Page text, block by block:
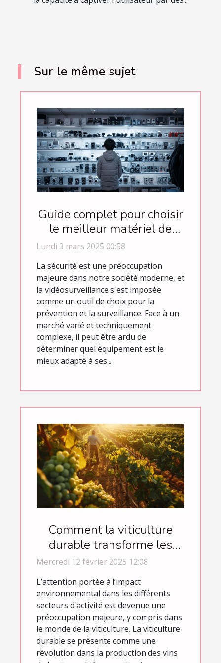
Sur le même sujet
Guide complet pour choisir
le meilleur matériel de
vidéosurveillance
Lundi 3 mars 2025 00:58
La sécurité est une préoccupation
majeure dans notre société moderne, et
la vidéosurveillance s'est imposée
comme un outil de choix pour la
prévention et la surveillance. Face à un
marché varié et techniquement
complexe, il peut être ardu de
déterminer quel équipement est le
mieux adapté à ses...
Comment la viticulture
durable transforme les
vins de haute qualité
Mercredi 12 février 2025 12:08
L’attention portée à l’impact
environnemental dans les différents
secteurs d'activité est devenue une
préoccupation majeure, y compris dans
le monde de la viticulture. La viticulture
durable se présente comme une
révolution dans la production des vins